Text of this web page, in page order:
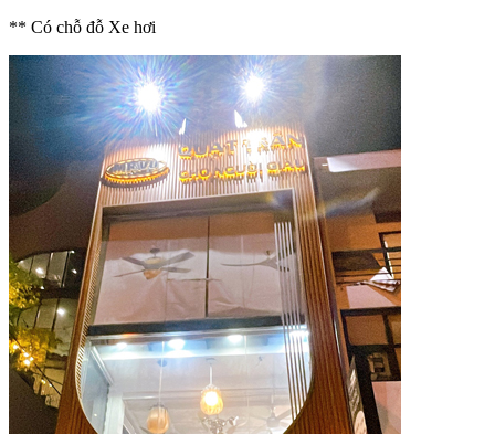
** Có chỗ đỗ Xe hơi